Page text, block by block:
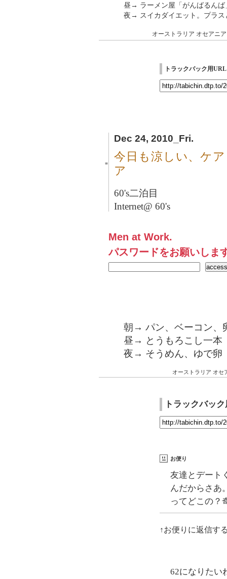
昼→ ラーメン屋「がんばるんば
夜→ スイカダイエット。プラス
オーストラリア オセアニア
トラックバック用URL
Dec 24, 2010_Fri.
■
今日も涼しい、ケ
ア
60's二泊目
Internet@ 60's
Men at Work.
パスワードをお願いしま
朝→ パン、ベーコン、
昼→ とうもろこし一本
夜→ そうめん、ゆで卵
オーストラリア オセ
トラックバッ
お便り
友達とデート
んだからさあ
ってどこの？
↑お便りに返信す
62になりたい